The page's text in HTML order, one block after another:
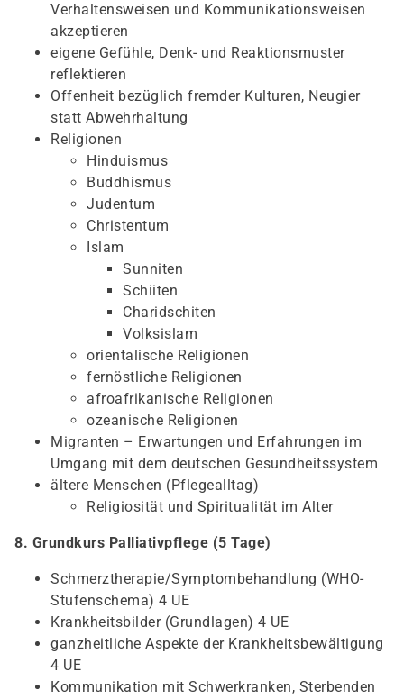
Verhaltensweisen und Kommunikationsweisen
akzeptieren
eigene Gefühle, Denk- und Reaktionsmuster
reflektieren
Offenheit bezüglich fremder Kulturen, Neugier
statt Abwehrhaltung
Religionen
Hinduismus
Buddhismus
Judentum
Christentum
Islam
Sunniten
Schiiten
Charidschiten
Volksislam
orientalische Religionen
fernöstliche Religionen
afroafrikanische Religionen
ozeanische Religionen
Migranten – Erwartungen und Erfahrungen im
Umgang mit dem deutschen Gesundheitssystem
ältere Menschen (Pflegealltag)
Religiosität und Spiritualität im Alter
8. Grundkurs Palliativpflege (5 Tage)
Schmerztherapie/Symptombehandlung (WHO-
Stufenschema) 4 UE
Krankheitsbilder (Grundlagen) 4 UE
ganzheitliche Aspekte der Krankheitsbewältigung
4 UE
Kommunikation mit Schwerkranken, Sterbenden